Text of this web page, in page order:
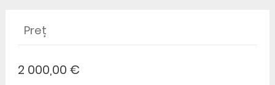
Preț
2 000,00 €